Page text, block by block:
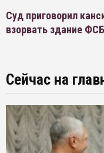
Суд приговорил
взорвать здание
Сейчас на